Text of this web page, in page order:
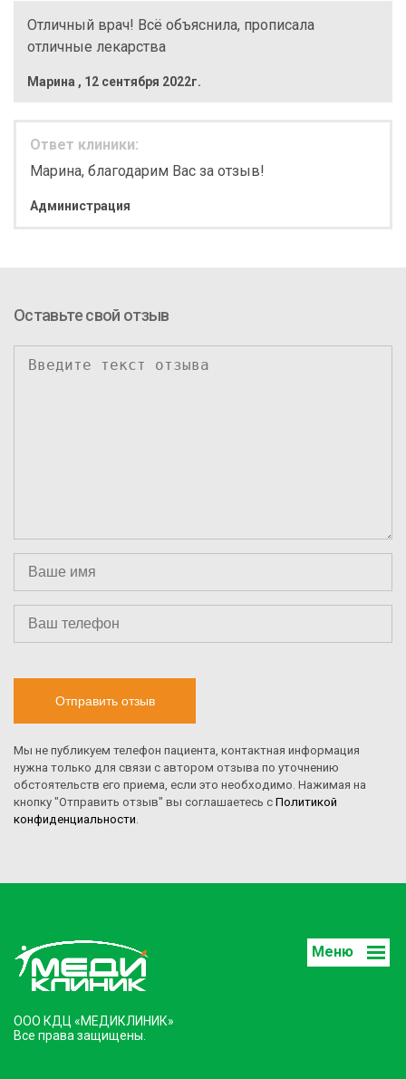
Отличный врач! Всё объяснила, прописала
отличные лекарства
Марина , 12 сентября 2022г.
Ответ клиники:
Марина, благодарим Вас за отзыв!
Администрация
Оставьте свой отзыв
Отправить отзыв
Мы не публикуем телефон пациента, контактная информация
нужна только для связи с автором отзыва по уточнению
обстоятельств его приема, если это необходимо. Нажимая на
кнопку "Отправить отзыв" вы соглашаетесь с Политикой
конфиденциальности.
ООО КДЦ «МЕДИКЛИНИК»
Все права защищены.
Меню